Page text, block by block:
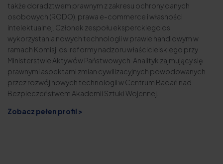
także doradztwem prawnym z zakresu ochrony danych
osobowych (RODO), prawa e-commerce i własności
intelektualnej. Członek zespołu eksperckiego ds.
wykorzystania nowych technologii w prawie handlowym w
ramach Komisji ds. reformy nadzoru właścicielskiego przy
Ministerstwie Aktywów Państwowych. Analityk zajmujący się
prawnymi aspektami zmian cywilizacyjnych powodowanych
przez rozwój nowych technologii w Centrum Badań nad
Bezpieczeństwem Akademii Sztuki Wojennej.
Zobacz pełen profil >